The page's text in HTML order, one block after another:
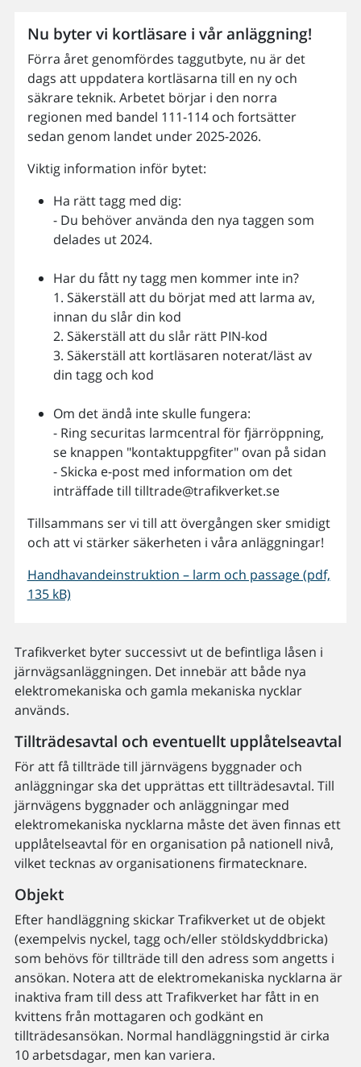
Nu byter vi kortläsare i vår anläggning!
Förra året genomfördes taggutbyte, nu är det
dags att uppdatera kortläsarna till en ny och
säkrare teknik. Arbetet börjar i den norra
regionen med bandel 111-114 och fortsätter
sedan genom landet under 2025-2026.
Viktig information inför bytet:
Ha rätt tagg med dig:
- Du behöver använda den nya taggen som
delades ut 2024.
Har du fått ny tagg men kommer inte in?
1. Säkerställ att du börjat med att larma av,
innan du slår din kod
2. Säkerställ att du slår rätt PIN-kod
3. Säkerställ att kortläsaren noterat/läst av
din tagg och kod
Om det ändå inte skulle fungera:
- Ring securitas larmcentral för fjärröppning,
se knappen "kontaktuppgfiter" ovan på sidan
- Skicka e-post med information om det
inträffade till tilltrade@trafikverket.se
Tillsammans ser vi till att övergången sker smidigt
och att vi stärker säkerheten i våra anläggningar!
Handhavandeinstruktion – larm och passage (pdf,
135 kB)
Trafikverket byter successivt ut de befintliga låsen i
järnvägsanläggningen. Det innebär att både nya
elektromekaniska och gamla mekaniska nycklar
används.
Tillträdesavtal och eventuellt upplåtelseavtal
För att få tillträde till järnvägens byggnader och
anläggningar ska det upprättas ett tillträdesavtal. Till
järnvägens byggnader och anläggningar med
elektromekaniska nycklarna måste det även finnas ett
upplåtelseavtal för en organisation på nationell nivå,
vilket tecknas av organisationens firmatecknare.
Objekt
Efter handläggning skickar Trafikverket ut de objekt
(exempelvis nyckel, tagg och/eller stöldskyddbricka)
som behövs för tillträde till den adress som angetts i
ansökan. Notera att de elektromekaniska nycklarna är
inaktiva fram till dess att Trafikverket har fått in en
kvittens från mottagaren och godkänt en
tillträdesansökan. Normal handläggningstid är cirka
10 arbetsdagar, men kan variera.